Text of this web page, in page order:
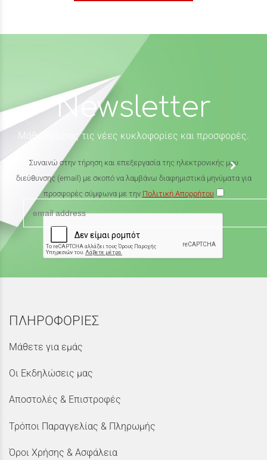
Newsletter
Μάθε πρώτος τις νέες κυκλοφορίες και προσφορές.
Συναινώ στην τήρηση και επεξεργασία της ηλεκτρονικής μου
διεύθυνσης (email) με σκοπό να λαμβάνω διαφημιστικά μηνύματα για
προσφορές σύμφωνα με την Πολιτική Απορρήτου
ΠΛΗΡΟΦΟΡΙΕΣ
Μάθετε για εμάς
Οι Εκδηλώσεις μας
Αποστολές & Επιστροφές
Τρόποι Παραγγελίας & Πληρωμής
Όροι Χρήσης & Ασφάλεια